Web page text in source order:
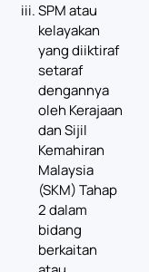
SPM atau
kelayakan
yang diiktiraf
setaraf
dengannya
oleh Kerajaan
dan Sijil
Kemahiran
Malaysia
(SKM) Tahap
2 dalam
bidang
berkaitan